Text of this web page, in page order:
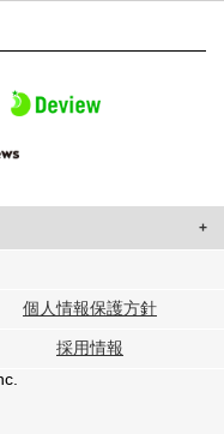
合わせたコンテンツや広告の
に提供しています。
ナーに提供した他の情報や、
きに収集した他の情報を組み
個人情報保護方針
採用情報